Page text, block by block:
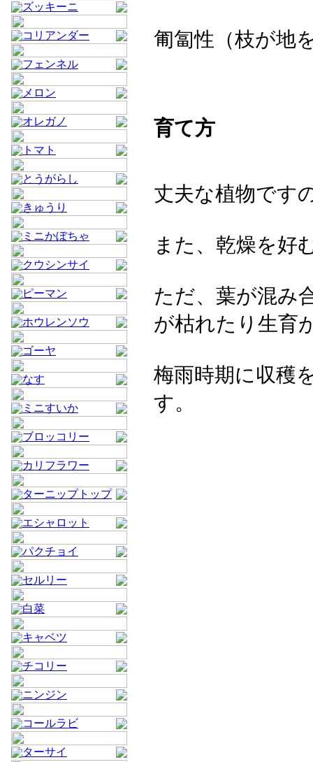
ズッキーニ
コリアンダー
フェンネル
メロン
オレガノ
トマト
とうがらし
きゅうり
ミニかぼちゃ
クウシンサイ
ピーマン
ホウレンソウ
ゴーヤ
なす
ミニすいか
ブロッコリー
カリフラワー
ターニップトップ
エシャロット
パクチョイ
セルリー
白菜
キャベツ
チコリー
ニンジン
コールラビ
ターサイ
匍匐性（枝が地
育て方
丈夫な植物です
また、乾燥を好
ただ、葉が混み
が枯れたり生育
梅雨時期に収穫
す。